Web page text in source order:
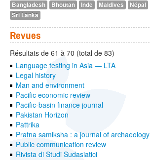
Recherche
avancée
EN
ES
Bangladesh Bhoutan Inde Maldives Népal
Sri Lanka
Revues
Résultats de 61 à 70 (total de 83)
Language testing in Asia — LTA
Legal history
Man and environment
Pacific economic review
Pacific-basin finance journal
Pakistan Horizon
Pattrika
Pratna samiksha : a journal of archaeology
Public communication review
Rivista di Studi Sudasiatici